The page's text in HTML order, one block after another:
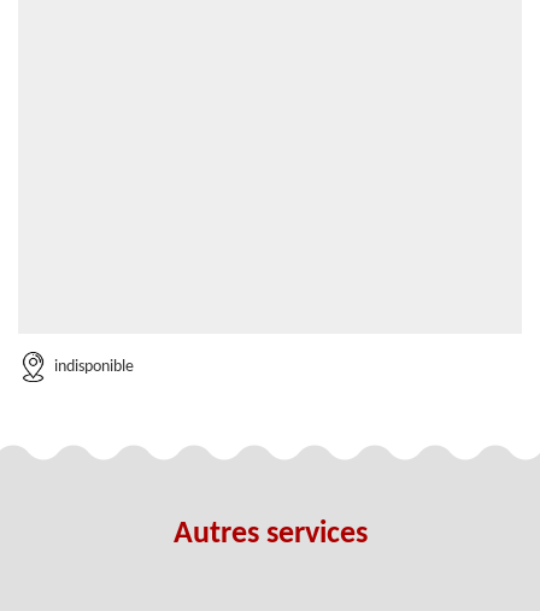
indisponible
Autres services